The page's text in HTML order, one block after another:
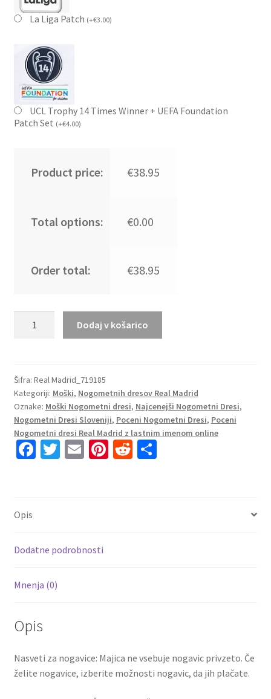
La Liga Patch (+€3.00)
UCL Trophy 14 Times Winner + UEFA Foundation
Patch Set (+€4.00)
Product price: €38.95
Total options: €0.00
Order total: €38.95
Madrid
Gostujoči
2023
Kratek
Rokav
+
JR.
količina
Dodaj v košarico
Šifra: Real Madrid_719185
Kategoriji: Moški, Nogometnih dresov Real Madrid
Oznake: Moški Nogometni dresi, Najcenejši Nogometni Dresi,
Nogometni Dresi Sloveniji, Poceni Nogometni Dresi, Poceni
Nogometni dresi Real Madrid z lastnim imenom online
Fa
k
T E Pi R S
Opis
Dodatne podrobnosti
Mnenja (0)
Opis
Nasveti za nogavice: Majica ne vsebuje nogavic privzeto. Če
želite nogavice, izberite možnosti nogavic, da jih plačate.